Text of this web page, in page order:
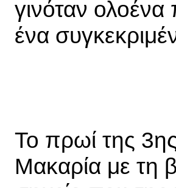
γινόταν
ένα
Το πρωί της
Μακαρία με τη